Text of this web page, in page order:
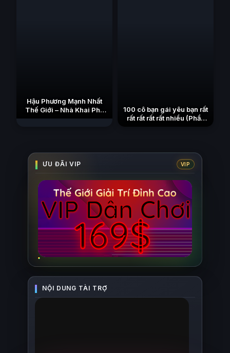
Hậu Phương Mạnh Nhất
Thế Giới – Nhà Khai Phá
Tân Binh Của Vương Quốc
100 cô bạn gái yêu bạn rất
rất rất rất rất nhiều (Phần